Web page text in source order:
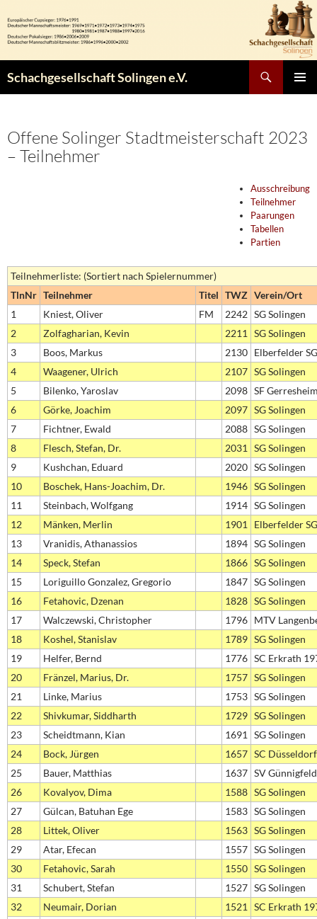
Inhalt
springen
Schachgesellschaft Solingen e.V.
Offene Solinger Stadtmeisterschaft 2023
– Teilnehmer
Ausschreibung
Teilnehmer
Paarungen
Tabellen
Partien
Teilnehmerliste: (Sortiert nach Spielernummer)
TlnNr Teilnehmer Titel TWZ Verein/Ort
1
Kniest, Oliver FM 2242 SG Solingen
2
Zolfagharian, Kevin 2211
SG Solingen
3
Boos, Markus 2130 Elberfelder SG
4
Waagener, Ulrich 2107 SG Solingen
5
Bilenko, Yaroslav 2098 SF
6
Görke, Joachim 2097 SG Solingen
7
Fichtner, Ewald 2088 SG Solingen
8
Flesch, Stefan, Dr. 2031
SG Solingen
9
Kushchan, Eduard 2020 SG Solingen
10
Boschek, Hans-Joachim, Dr. 1946 SG Solingen
11
Steinbach, Wolfgang 1914 SG Solingen
12
Mänken, Merlin 1901
Elberfelder SG
13
Vranidis, Athanassios 1894 SG Solingen
14
Speck, Stefan 1866 SG Solingen
15
Loriguillo Gonzalez, Gregorio 1847 SG Solingen
16
Fetahovic, Dzenan 1828 SG Solingen
17
Walczewski, Christopher 1796 MTV
18
Koshel, Stanislav 1789 SG Solingen
19
Helfer, Bernd 1776 SC Erkrath
20
Fränzel, Marius, Dr. 1757 SG Solingen
21
Linke, Marius 1753 SG Solingen
22
Shivkumar, Siddharth 1729 SG Solingen
23
Scheidtmann, Kian 1691
SG Solingen
24
Bock, Jürgen 1657 SC
25
Bauer, Matthias 1637 SV
26
Kovalyov, Dima 1588 SG Solingen
27
Gülcan, Batuhan Ege 1583 SG Solingen
28
Littek, Oliver 1563 SG Solingen
29
Atar, Efecan 1557 SG Solingen
30
Fetahovic, Sarah 1550 SG Solingen
31
Schubert, Stefan 1527 SG Solingen
32
Neumair, Dorian 1521
SC Erkrath